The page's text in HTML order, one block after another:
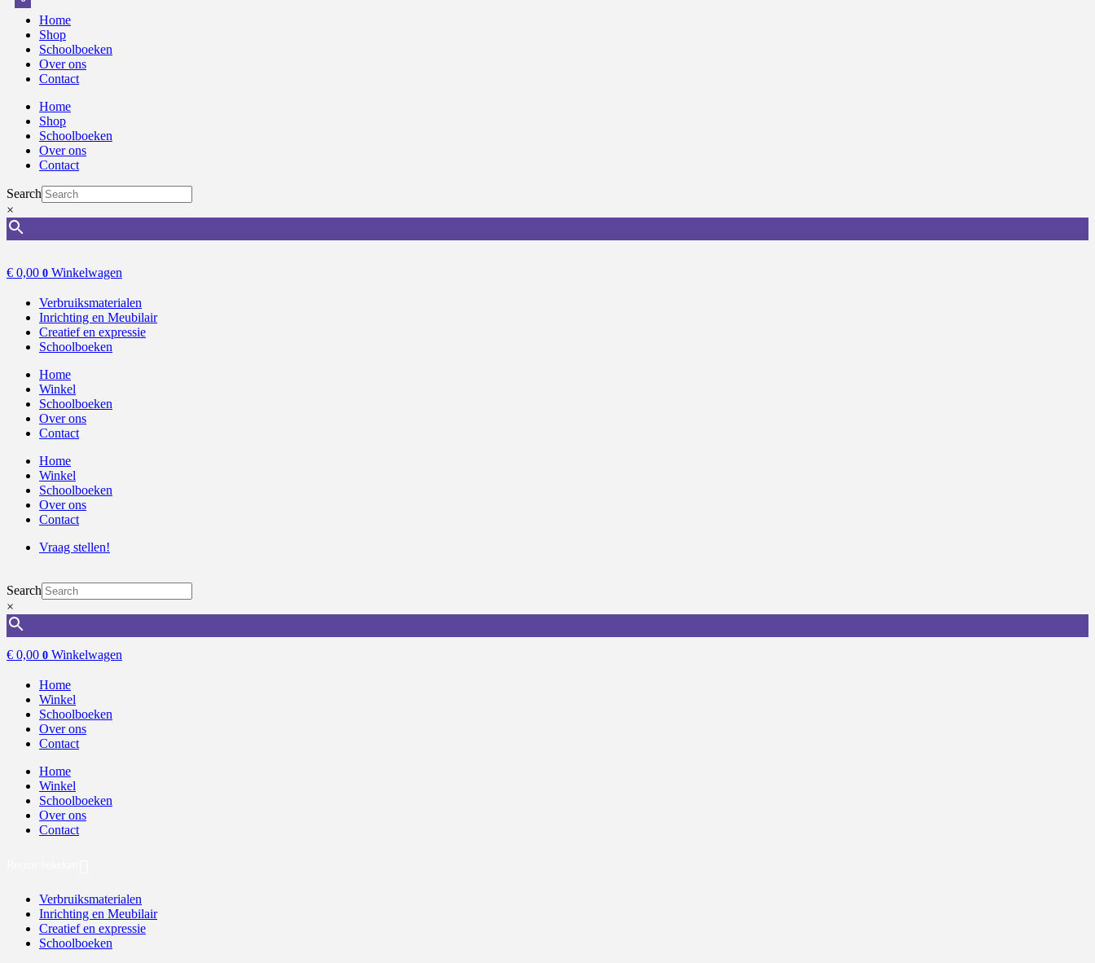
Home
Shop
Schoolboeken
Over ons
Contact
Home
Shop
Schoolboeken
Over ons
Contact
Search
×
€ 0,00 0 Winkelwagen
Verbruiksmaterialen
Inrichting en Meubilair
Creatief en expressie
Schoolboeken
Home
Winkel
Schoolboeken
Over ons
Contact
Home
Winkel
Schoolboeken
Over ons
Contact
Vraag stellen!
Search
×
€ 0,00 0 Winkelwagen
Home
Winkel
Schoolboeken
Over ons
Contact
Home
Winkel
Schoolboeken
Over ons
Contact
Verbruiksmaterialen
Inrichting en Meubilair
Creatief en expressie
Schoolboeken